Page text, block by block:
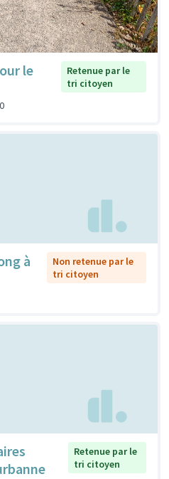
le
Retenue par le
tri citoyen
0
à
Non retenue par le
tri citoyen
Retenue par le
tri citoyen